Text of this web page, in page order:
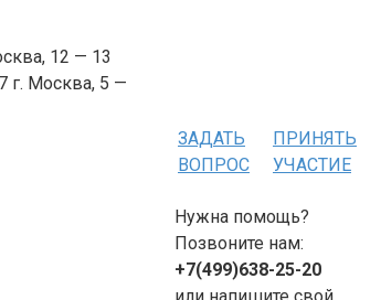
12 — 13
г. Москва, 5 —
ЗАДАТЬ
ВОПРОС
ПРИНЯТЬ
УЧАСТИЕ
Нужна помощь?
Позвоните нам:
+7(499)638-25-20